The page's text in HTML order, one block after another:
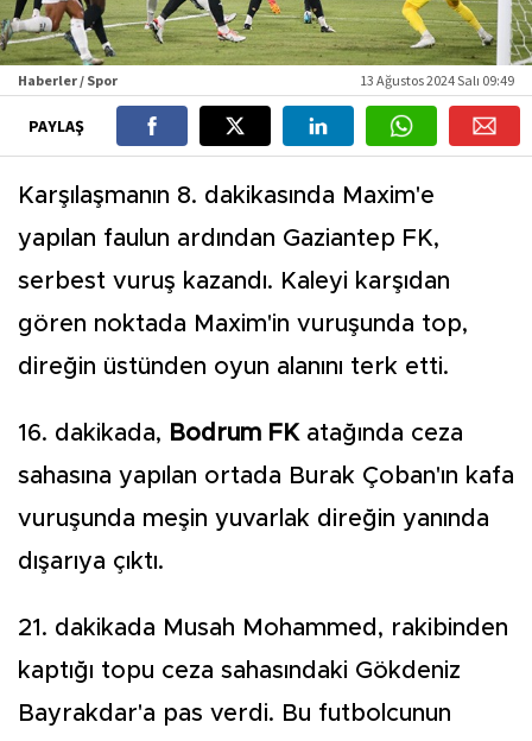
Haberler / Spor 13 Ağustos 2024 Salı 09:49
PAYLAŞ
Karşılaşmanın 8. dakikasında Maxim'e
yapılan faulun ardından Gaziantep FK,
serbest vuruş kazandı. Kaleyi karşıdan
gören noktada Maxim'in vuruşunda top,
direğin üstünden oyun alanını terk etti.
16. dakikada, Bodrum FK atağında ceza
sahasına yapılan ortada Burak Çoban'ın kafa
vuruşunda meşin yuvarlak direğin yanında
dışarıya çıktı.
21. dakikada Musah Mohammed, rakibinden
kaptığı topu ceza sahasındaki Gökdeniz
Bayrakdar'a pas verdi. Bu futbolcunun